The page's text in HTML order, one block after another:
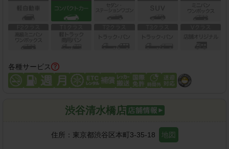
各種サービス
渋谷清水橋店
住所： 東京都渋谷区本町3-35-18 地図